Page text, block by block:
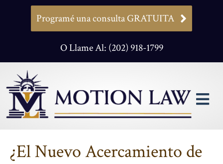
Programé una consulta GRATUITA
O Llame Al: (202) 918-1799
¿El Nuevo Acercamiento de